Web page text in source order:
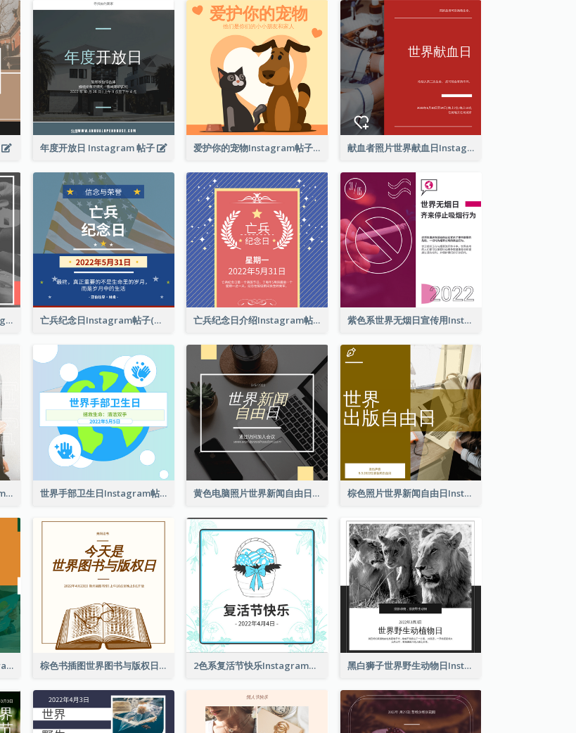
年度开放日 Instagram 帖子 爱护你的宠物Instagram帖子 献血者照片世界献血日Instagram帖子
这是世界献血者日照片Instagram帖子 亡兵纪念日Instagram帖子(附名言引用) 亡兵纪念日介绍Instagram帖子 紫色系世界无烟日宣传用Instagram帖子
春季时尚西装外套Instagram帖子 世界手部卫生日Instagram帖子 黄色电脑照片世界新闻自由日Instagram帖子 棕色照片世界新闻自由日Instagram帖子
橙色和绿色写真集和Instagram版权日 棕色书插图世界图书与版权日Instagram帖子 2色系复活节快乐Instagram帖子 黑白狮子世界野生动物日Instagram帖子